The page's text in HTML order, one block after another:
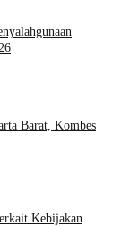
Barat, Kombes
Kebijakan